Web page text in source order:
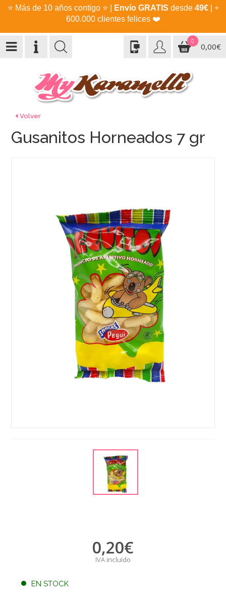
⭐ Más de 10 años contigo ⭐ Envío GRATIS desde 49€| +
600.000 clientes felices ❤️
0
0,00€
Volver
Gusanitos Horneados 7 gr
0,20€
IVA incluido
EN STOCK